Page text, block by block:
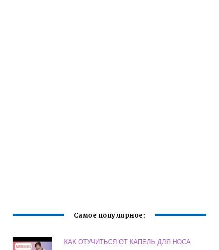
Самое популярное:
КАК ОТУЧИТЬСЯ ОТ КАПЕЛЬ ДЛЯ НОСА